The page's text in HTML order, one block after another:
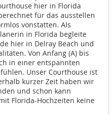
hier in Florida
für das ausstellen
vonstatten. Als
in Florida begleite
hier in Delray Beach und
Von Anfang (A) bis
in einer entspannten
Unser Courthouse ist
kurzer Zeit haben wir
und schon kann
Florida-Hochzeiten keine